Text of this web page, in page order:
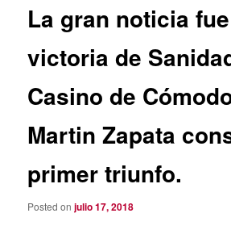
La gran noticia
victoria de
Casino de
Martin Zapata
primer triunfo.
Posted onjulio 17, 2018